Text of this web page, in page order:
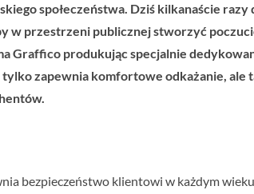
społeczeństwa. Dziś kilkanaście
w przestrzeni publicznej stworzyć
Graffico produkując specjalnie
zapewnia komfortowe odkażanie,
bezpieczeństwo klientowi w każdym